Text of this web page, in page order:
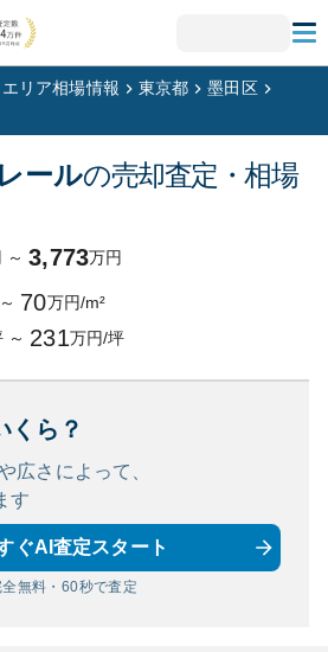
エリア相場情報 東京都
墨田区
ールの売却査定・相場
～ 3,773万円
～ 70万円/m²
～ 231万円/坪
くら？
広さによって、
す
ぐAI査定スタート
全無料・60秒で査定